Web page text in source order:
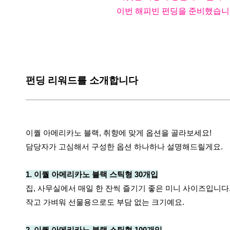
이번 해피빈 펀딩을 준비했습
펀딩 리워드를 소개합니다
이퀄 아메리카노 블랙, 취향에 맞게 옵션을 골라보세요!
담당자가 고심해서 구성한 옵션 하나하나 설명해드릴게요.
1. 이퀄 아메리카노 블랙 스틱형 30개입
집, 사무실에서 매일 한 잔씩 즐기기 좋은 미니 사이즈입니
작고 가벼워 선물용으로도 부담 없는 크기예요.